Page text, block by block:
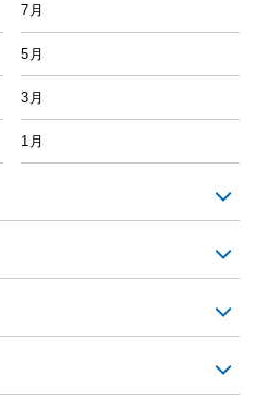
7月
5月
3月
1月